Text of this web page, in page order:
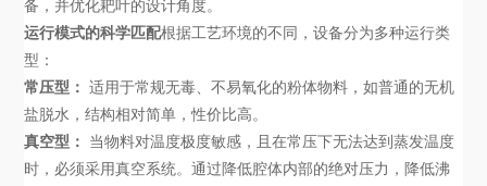
备，并优化耙叶的设计角度。
运行模式的科学匹配根据工艺环境的不同，设备分为多种运行类
型：
常压型： 适用于常规无毒、不易氧化的粉体物料，如普通的无机
盐脱水，结构相对简单，性价比高。
真空型：
当物料对温度极度敏感，且在常压下无法达到蒸发温度
时，必须采用真空系统。通过降低腔体内部的绝对压力，降低沸